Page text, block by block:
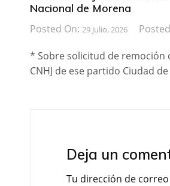
Nacional de Morena
Posted On: 29 Julio, 2026
* Sobre solicitud de remoción
CNHJ de ese partido Ciudad de
Deja un
Tu dirección de